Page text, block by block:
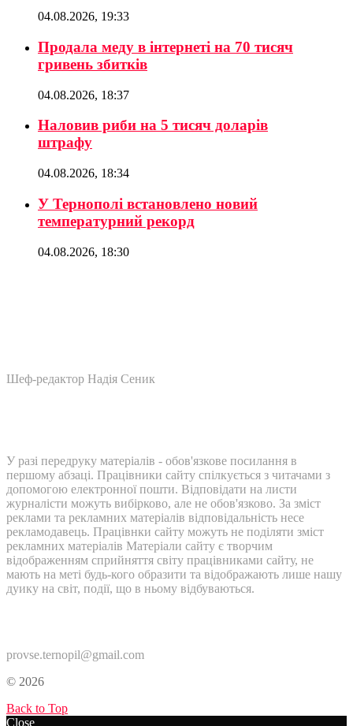
04.08.2026, 19:33
Продала меду в інтернеті на 70 тисяч
гривень збитків
04.08.2026, 18:37
Наловив риби на 5 тисяч доларів
штрафу
04.08.2026, 18:34
У Тернополі встановлено новий
температурний рекорд
04.08.2026, 18:30
Шеф-редактор Надія Сеник
У разі передруку матеріалів - обов'язкове посилання в
першому абзаці. Працівники сайту спілкується з читачами з
допомогою електронної пошти. Відповідати на листи
журналісти можуть вибірково, але не обов'язково. За зміст
реклами та рекламних матеріалів відповідальність несе
рекламодавець. Працівнки сайту можуть не поділяти зміст
рекламних матеріалів Матеріали сайту є творчим
відображенням сприйняття світу працівниками сайту, не
мають на меті будь-кого образити та відображають лише нашу
дуику на світ, події, що в ньому відбуваються.
provse.ternopil@gmail.com
© 2026
Back to Top
Close